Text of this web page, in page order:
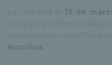
La cita será el 19 de
un gran ambiente
organización confían en
inscritos